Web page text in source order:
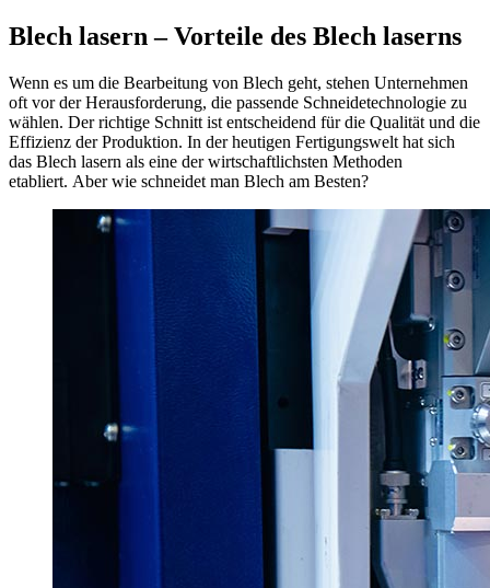
Blech lasern – Vorteile des Blech laserns
Wenn es um die Bearbeitung von Blech geht, stehen Unternehmen
oft vor der Herausforderung, die passende Schneidetechnologie zu
wählen. Der richtige Schnitt ist entscheidend für die Qualität und die
Effizienz der Produktion. In der heutigen Fertigungswelt hat sich
das Blech lasern als eine der wirtschaftlichsten Methoden
etabliert. Aber wie schneidet man Blech am Besten?